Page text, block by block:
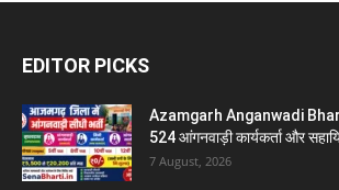
EDITOR PICKS
Azamgarh Anganwadi
524 आंगनवाड़ी कार्यकर्ता और
7 August, 2026